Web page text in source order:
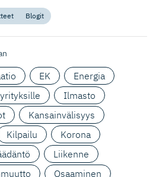
Blogit
EK
Energia
Ilmasto
Kansainvälisyys
Kilpailu
Korona
Liikenne
Osaaminen